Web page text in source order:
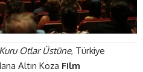
Kuru Otlar Üstüne, Türkiye
Altın Koza Film